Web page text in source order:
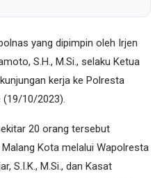
yang dipimpin oleh Irjen
S.H., M.Si., selaku Ketua
kerja ke Polresta
(19/10/2023).
20 orang tersebut
Kota melalui Wapolresta
S.I.K., M.Si., dan Kasat